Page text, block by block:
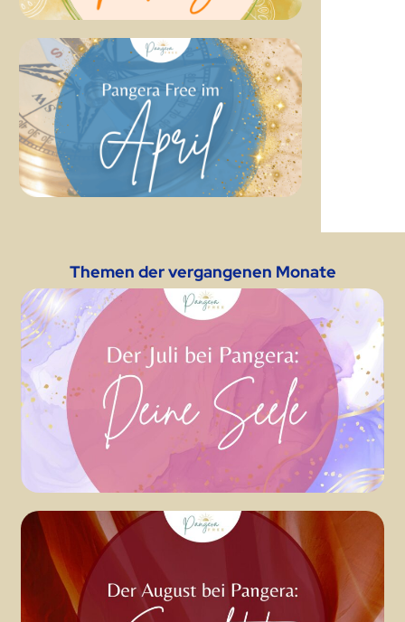
Themen der vergangenen Monate